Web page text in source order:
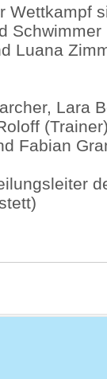
Wettkampf
Luana
Lara
Fabian